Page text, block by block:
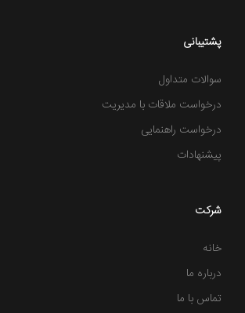
پشتیبانی
سوالات متداول
درخواست ملاقات با مدیریت
درخواست راهنمایی
پیشنهادات
شرکت
خانه
درباره ما
تماس با ما